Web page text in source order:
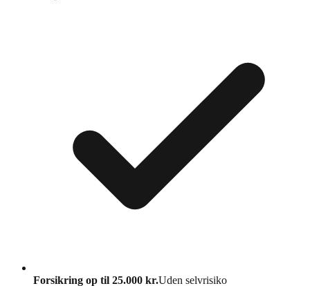
Forsikring op til 25.000 kr.Uden selvrisiko